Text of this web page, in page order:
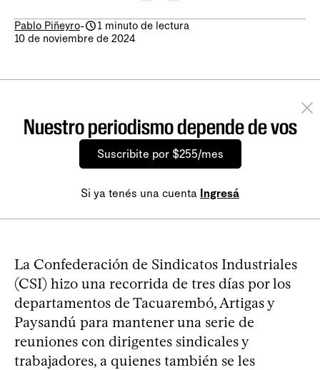
Pablo Piñeyro-
1 minuto de lectura
10 de noviembre de 2024
Nuestro periodismo depende de vos
Suscribite por $255/mes
Si ya tenés una cuenta Ingresá
La Confederación de Sindicatos Industriales
(CSI) hizo una recorrida de tres días por los
departamentos de Tacuarembó, Artigas y
Paysandú para mantener una serie de
reuniones con dirigentes sindicales y
trabajadores, a quienes también se les